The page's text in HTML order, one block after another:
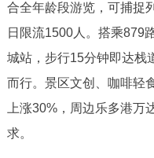
ITALIANO
合全年龄段游览，可捕捉
日限流1500人。搭乘879
城站，步行15分钟即达栈
而行。景区文创、咖啡轻
上涨30%，周边乐多港万
求。